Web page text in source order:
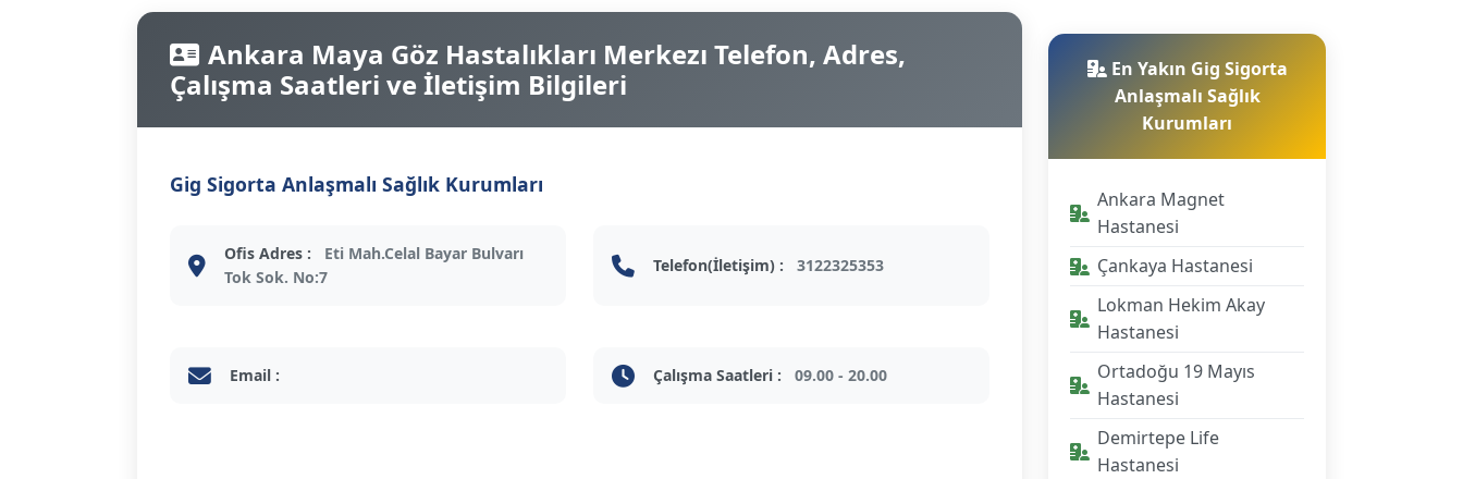
Ankara Maya Göz Hastalıkları Merkezı Telefon, Adres,
Çalışma Saatleri ve İletişim Bilgileri
Gig Sigorta Anlaşmalı Sağlık Kurumları
Ofis Adres :
Eti Mah.Celal Bayar Bulvarı
Tok Sok. No:7
Telefon(İletişim) : 3122325353
Email : Çalışma Saatleri : 09.00 - 20.00
En Yakın Gig Sigorta
Anlaşmalı Sağlık
Kurumları
Ankara Magnet
Hastanesi
Çankaya Hastanesi
Lokman Hekim Akay
Hastanesi
Ortadoğu 19 Mayıs
Hastanesi
Demirtepe Life
Hastanesi